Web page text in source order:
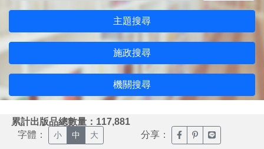
主題搜尋
施政搜尋
機關搜尋
累計出版品總數量：117,881
字體： 小 中 大 分享： 臉書分享(另開新視窗)
噗浪分享(另開新
Line分享(另